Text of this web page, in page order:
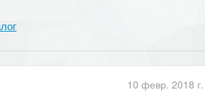
10 февр. 2018 г.